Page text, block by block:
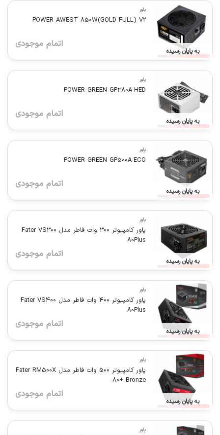
به پایان رسیده
پاور
POWER AWEST 850W(GOLD FULL) V2
اتمام موجودی
به پایان رسیده
پاور
POWER GREEN GP380A-HED
اتمام موجودی
به پایان رسیده
پاور
POWER GREEN GP500A-ECO
اتمام موجودی
به پایان رسیده
پاور
پاور کامپیوتر 300 وات فاطر مدل Fater VS300
80Plus
اتمام موجودی
به پایان رسیده
پاور
پاور کامپیوتر 400 وات فاطر مدل Fater VS400
80Plus
اتمام موجودی
به پایان رسیده
پاور
پاور کامپیوتر 500 وات فاطر مدل Fater RM500X
80+ Bronze
اتمام موجودی
پاور